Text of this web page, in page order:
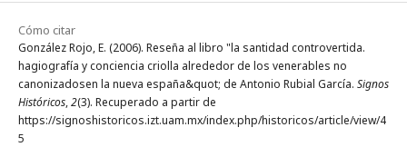
Cómo citar
González Rojo, E. (2006). Reseña al libro "la santidad controvertida.
hagiografía y conciencia criolla alrededor de los venerables no
canonizadosen la nueva españa&quot; de Antonio Rubial García. Signos
Históricos,2(3). Recuperado a partir de
https://signoshistoricos.izt.uam.mx/index.php/historicos/article/view/4
5